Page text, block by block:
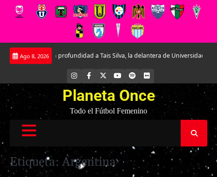
Saltar
Ago 8, 2026
en profundidad a Tais Silva, la delantera de Universidad Católica.
INSTAGRAM
FACEBOOK YOUTUBE
SPOTIFYFLICKR
Planeta Once
Todo el Fútbol Femenino
Etiqueta: Argentina